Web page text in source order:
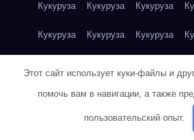
Кукуруза Кукуруза Кукуруза
Кукуруза Кукуруза Кукуруза
Куриная грудка Куриная грудка
Куриная грудка Куриная грудка
Этот сайт использует куки-файлы и
помочь вам в навигации, а также
пользовательский опыт.